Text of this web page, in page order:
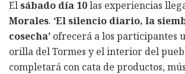
Elsábado día 10las experiencias
Morales. ‘El silencio diario, la
cosecha’ ofrecerá a los participantes
orilla del Tormes y el interior del
completará con cata de productos,